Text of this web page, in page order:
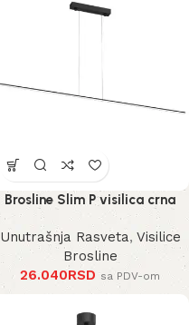
Brosline Slim P visilica crna
Unutrašnja Rasveta, Visilice
Brosline
26.040RSD sa PDV-om